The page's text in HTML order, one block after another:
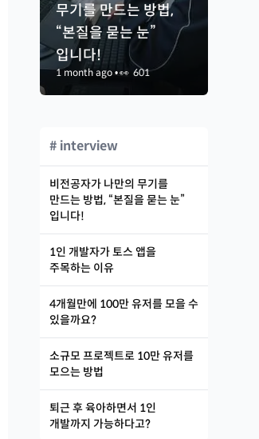
무기를 만드는 방법,
“본질을 묻는 눈”
입니다!
1 month ago•👀 601
# interview
비전공자가 나만의 무기를
만드는 방법, “본질을 묻는 눈”
입니다!
1인 개발자가 토스 앱을
주목하는 이유
4개월만에 100만 유저를 모을 수
있을까요?
소규모 프로젝트로 10만 유저를
모으는 방법
퇴근 후 육아하면서 1인
개발까지 가능하다고?